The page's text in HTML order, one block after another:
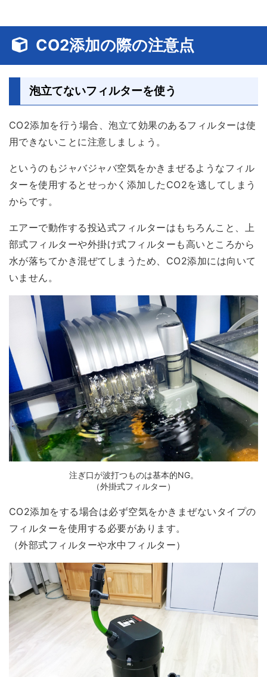
CO2添加の際の注意点
泡立てないフィルターを使う
CO2添加を行う場合、泡立て効果のあるフィルターは使
用できないことに注意しましょう。
というのもジャバジャバ空気をかきまぜるようなフィル
ターを使用すると せっかく添加したCO2を逃してしまう
からです。
エアーで動作する投込式フィルターはもちろんこと、上
部式フィルターや外掛け式フィルターも高いところから
水が落ちてかき混ぜてしまうため、CO2添加には向いて
いません。
注ぎ口が波打つものは基本的NG。
（外掛式フィルター）
CO2添加をする場合は必ず空気をかきまぜないタイプの
フィルターを使用する 必要があります。
（外部式フィルターや水中フィルター）